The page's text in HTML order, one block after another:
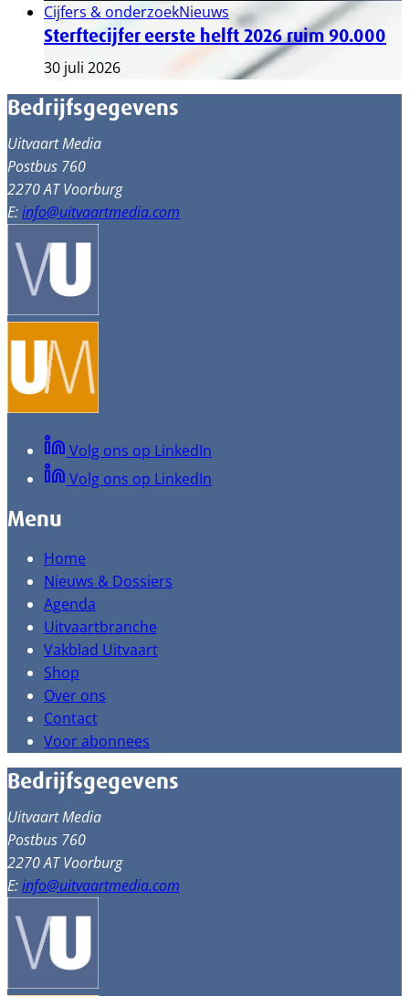
Cijfers & onderzoekNieuws
Sterftecijfer eerste helft 2026 ruim 90.000
30 juli 2026
Bedrijfsgegevens
Uitvaart Media
Postbus 760
2270 AT Voorburg
E:info@uitvaartmedia.com
Volg ons op LinkedIn
Volg ons op LinkedIn
Menu
Home
Nieuws & Dossiers
Agenda
Uitvaartbranche
Vakblad Uitvaart
Shop
Over ons
Contact
Voor abonnees
Bedrijfsgegevens
Uitvaart Media
Postbus 760
2270 AT Voorburg
E:info@uitvaartmedia.com